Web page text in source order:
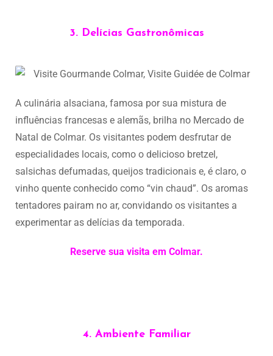
3. Delícias Gastronômicas
A culinária alsaciana, famosa por sua mistura de
influências francesas e alemãs, brilha no Mercado de
Natal de Colmar. Os visitantes podem desfrutar de
especialidades locais, como o delicioso bretzel,
salsichas defumadas, queijos tradicionais e, é claro, o
vinho quente conhecido como “vin chaud”. Os aromas
tentadores pairam no ar, convidando os visitantes a
experimentar as delícias da temporada.
Reserve sua visita em Colmar.
4. Ambiente Familiar